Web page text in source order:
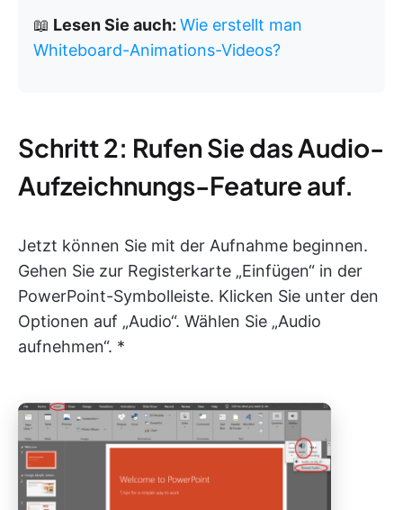
📖 Lesen Sie auch: Wie erstellt man
Whiteboard-Animations-Videos?
Schritt 2: Rufen Sie das Audio-
Aufzeichnungs-Feature auf.
Jetzt können Sie mit der Aufnahme beginnen.
Gehen Sie zur Registerkarte „Einfügen“ in der
PowerPoint-Symbolleiste. Klicken Sie unter den
Optionen auf „Audio“. Wählen Sie „Audio
aufnehmen“. *